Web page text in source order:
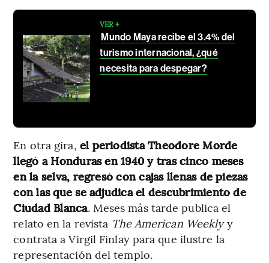
VER +
Mundo Maya recibe el 3.4% del
turismo internacional, ¿qué
necesita para despegar?
En otra gira, el periodista Theodore Morde
llegó a Honduras en 1940 y tras cinco meses
en la selva, regresó con cajas llenas de piezas
con las que se adjudica el descubrimiento de
Ciudad Blanca. Meses más tarde publica el
relato en la revista The American Weeklyy
contrata a Virgil Finlay para que ilustre la
representación del templo.